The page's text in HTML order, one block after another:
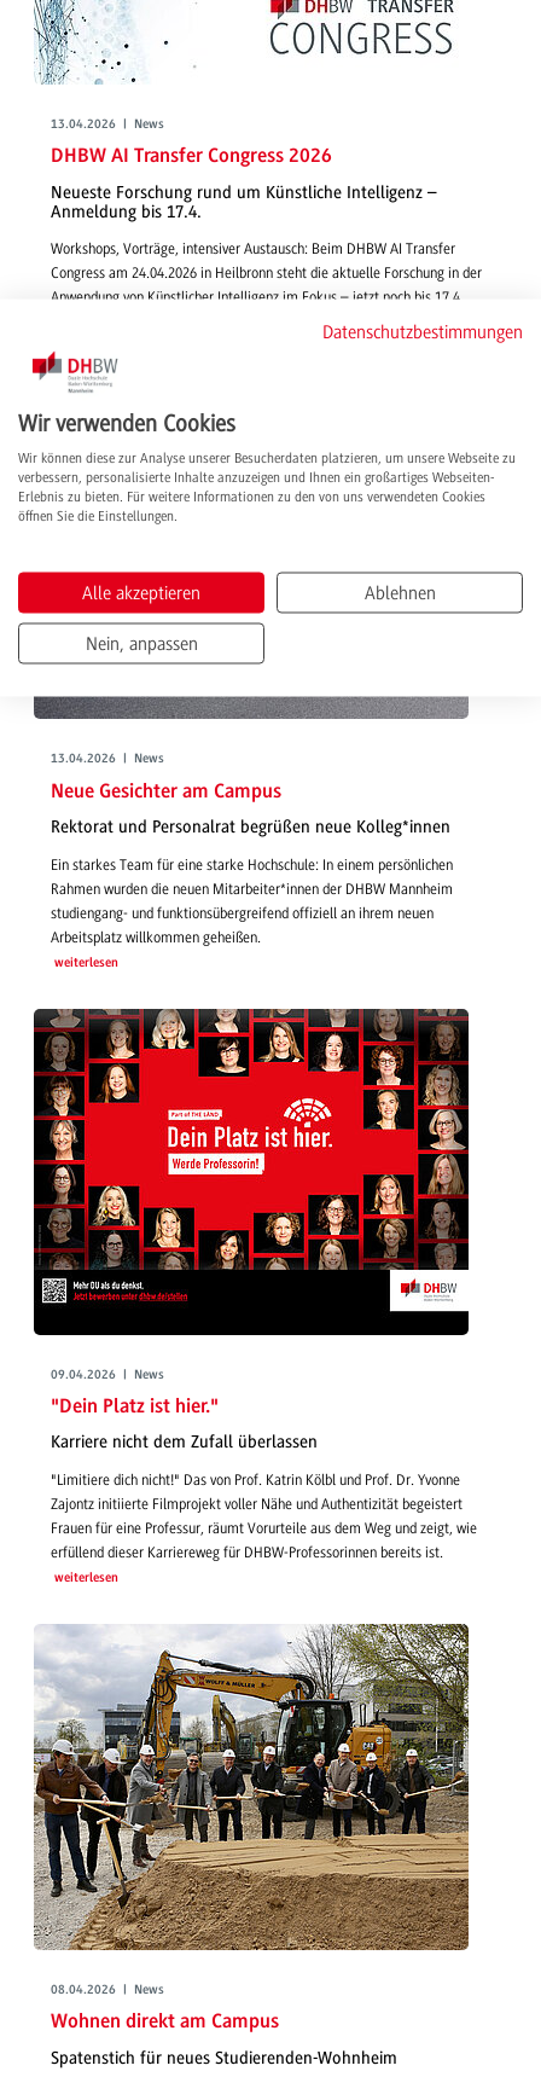
13.04.2026 | News
DHBW AI Transfer Congress 2026
Neueste Forschung rund um Künstliche Intelligenz –
Anmeldung bis 17.4.
Workshops, Vorträge, intensiver Austausch: Beim DHBW AI Transfer
Congress am 24.04.2026 in Heilbronn steht die aktuelle Forschung in der
Anwendung von Künstlicher Intelligenz im Fokus – jetzt noch bis 17.4.
13.04.2026 | News
Neue Gesichter am Campus
Rektorat und Personalrat begrüßen neue Kolleg*innen
Ein starkes Team für eine starke Hochschule: In einem persönlichen
Rahmen wurden die neuen Mitarbeiter*innen der DHBW Mannheim
studiengang- und funktionsübergreifend offiziell an ihrem neuen
Arbeitsplatz willkommen geheißen.
weiterlesen
09.04.2026 | News
"Dein Platz ist hier."
Karriere nicht dem Zufall überlassen
"Limitiere dich nicht!" Das von Prof. Katrin Kölbl und Prof. Dr. Yvonne
Zajontz initiierte Filmprojekt voller Nähe und Authentizität begeistert
Frauen für eine Professur, räumt Vorurteile aus dem Weg und zeigt, wie
erfüllend dieser Karriereweg für DHBW-Professorinnen bereits ist.
weiterlesen
08.04.2026 | News
Wohnen direkt am Campus
Spatenstich für neues Studierenden-Wohnheim
Datenschutzbestimmungen
Wir verwenden Cookies
Wir können diese zur Analyse unserer Besucherdaten platzieren, um unsere Webseite zu
verbessern, personalisierte Inhalte anzuzeigen und Ihnen ein großartiges Webseiten-
Erlebnis zu bieten. Für weitere Informationen zu den von uns verwendeten Cookies
öffnen Sie die Einstellungen.
Alle akzeptieren Ablehnen
Nein, anpassen